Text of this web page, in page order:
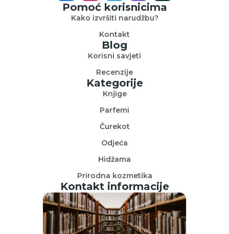
Pomoć korisnicima
Kako izvršiti narudžbu?
Kontakt
Blog
Korisni savjeti
Recenzije
Kategorije
Knjige
Parfemi
Čurekot
Odjeća
Hidžama
Prirodna kozmetika
Kontakt informacije